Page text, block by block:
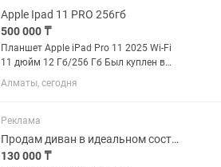
Apple Ipad 11 PRO 256гб
500 000 ₸
Планшет Apple iPad Pro 11 2025 Wi-Fi
11 дюйм 12 Гб/256 Гб Был куплен в
январе, много не пользовались,
состояние идеальное. Экран защищен
подарок.
Алматы, сегодня
Реклама
Продам диван в идеальном состоянии
130 000 ₸